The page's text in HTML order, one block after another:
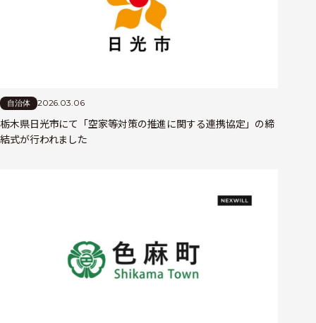
自治体 2026.03.06
栃木県日光市にて「空家等対策の推進に関する連携協定」の締
結式が行われました